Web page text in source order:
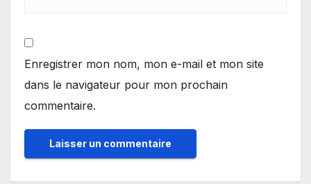
Enregistrer mon nom, mon e-mail et mon site
dans le navigateur pour mon prochain
commentaire.